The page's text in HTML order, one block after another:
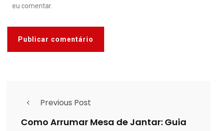
eu comentar.
Previous Post
Como Arrumar Mesa de Jantar: Guia